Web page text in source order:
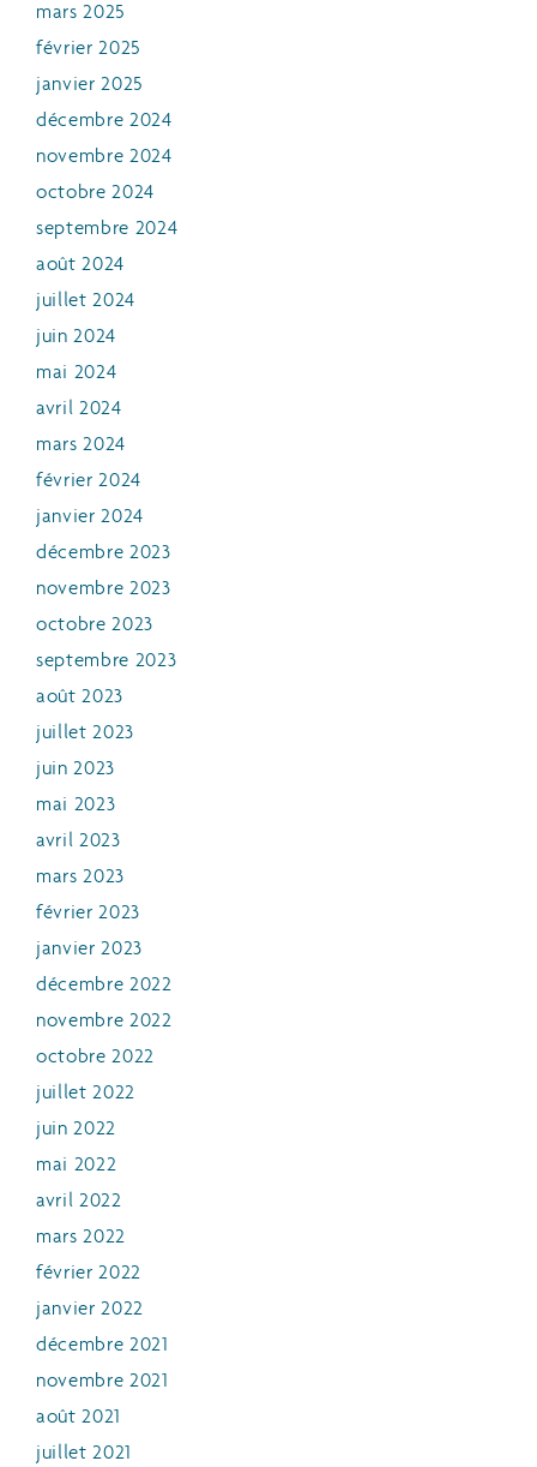
mars 2025
février 2025
janvier 2025
décembre 2024
novembre 2024
octobre 2024
septembre 2024
août 2024
juillet 2024
juin 2024
mai 2024
avril 2024
mars 2024
février 2024
janvier 2024
décembre 2023
novembre 2023
octobre 2023
septembre 2023
août 2023
juillet 2023
juin 2023
mai 2023
avril 2023
mars 2023
février 2023
janvier 2023
décembre 2022
novembre 2022
octobre 2022
juillet 2022
juin 2022
mai 2022
avril 2022
mars 2022
février 2022
janvier 2022
décembre 2021
novembre 2021
août 2021
juillet 2021